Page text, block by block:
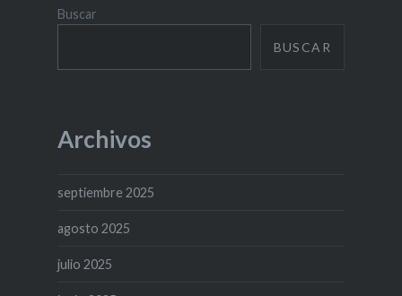
Buscar
BUSCAR
Archivos
septiembre 2025
agosto 2025
julio 2025